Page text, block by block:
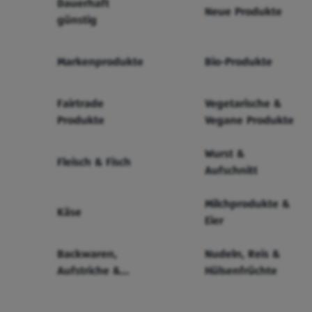
günstig
Neue Produkte
Markenprodukte Bio-Produkte
Fairtrade
Produkte
Vegetarische &
Vegane Produkte
Fleisch & Fisch
Wurst &
Aufschnitt
Käse
Milchprodukte &
Eier
Backwaren,
Aufstriche &
Nudeln, Reis &
Hülsenfrüchte